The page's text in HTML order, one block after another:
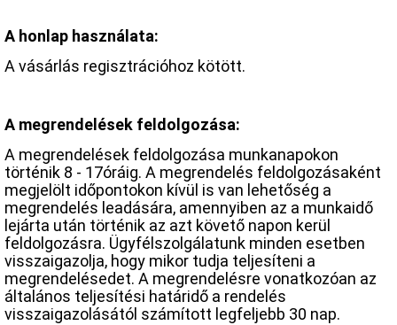
A honlap használata:
A vásárlás regisztrációhoz kötött.
A megrendelések feldolgozása:
A megrendelések feldolgozása munkanapokon
történik 8 - 17óráig. A megrendelés feldolgozásaként
megjelölt időpontokon kívül is van lehetőség a
megrendelés leadására, amennyiben az a munkaidő
lejárta után történik az azt követő napon kerül
feldolgozásra. Ügyfélszolgálatunk minden esetben
visszaigazolja, hogy mikor tudja teljesíteni a
megrendelésedet. A megrendelésre vonatkozóan az
általános teljesítési határidő a rendelés
visszaigazolásától számított legfeljebb 30 nap.